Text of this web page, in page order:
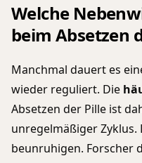
Welche
beim Absetzen
Manchmal dauert es
wieder reguliert. Die
Absetzen der Pille ist
unregelmäßiger Zyklus.
beunruhigen. Forscher